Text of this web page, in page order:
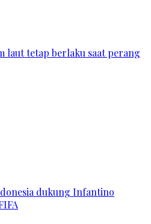
laut tetap berlaku saat perang
dukung Infantino